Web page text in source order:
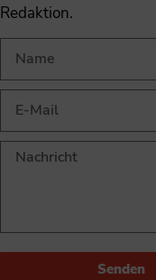
Redaktion.
Senden